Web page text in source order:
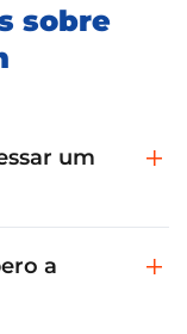
sobre
um
a